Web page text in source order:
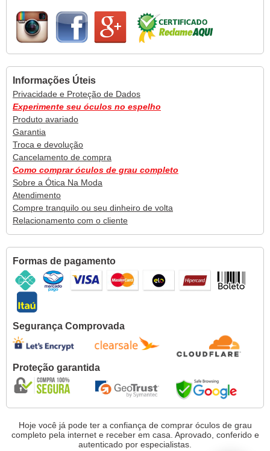
Informações Úteis
Privacidade e Proteção de Dados
Experimente seu óculos no espelho
Produto avariado
Garantia
Troca e devolução
Cancelamento de compra
Como comprar óculos de grau completo
Sobre a Ótica Na Moda
Atendimento
Compre tranquilo ou seu dinheiro de volta
Relacionamento com o cliente
Formas de pagamento
Segurança Comprovada
Proteção garantida
Hoje você já pode ter a confiança de comprar óculos de grau
completo pela internet e receber em casa. Aprovado, conferido e
autenticado por especialistas.